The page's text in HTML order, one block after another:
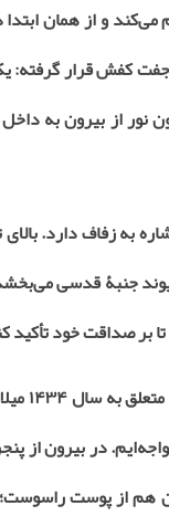
و از همان
جفت کفش قرار
از بیرون به
زفاف دارد.
جنبۀ قدسی
صداقت خود تأکید
متعلق به سال۱۴۳۴
در بیرون از
هم از پوست